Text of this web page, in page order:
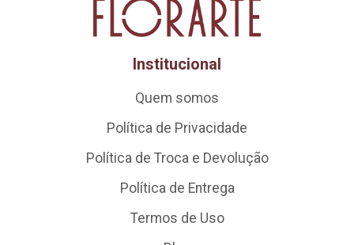
Institucional
Quem somos
Política de Privacidade
Política de Troca e Devolução
Política de Entrega
Termos de Uso